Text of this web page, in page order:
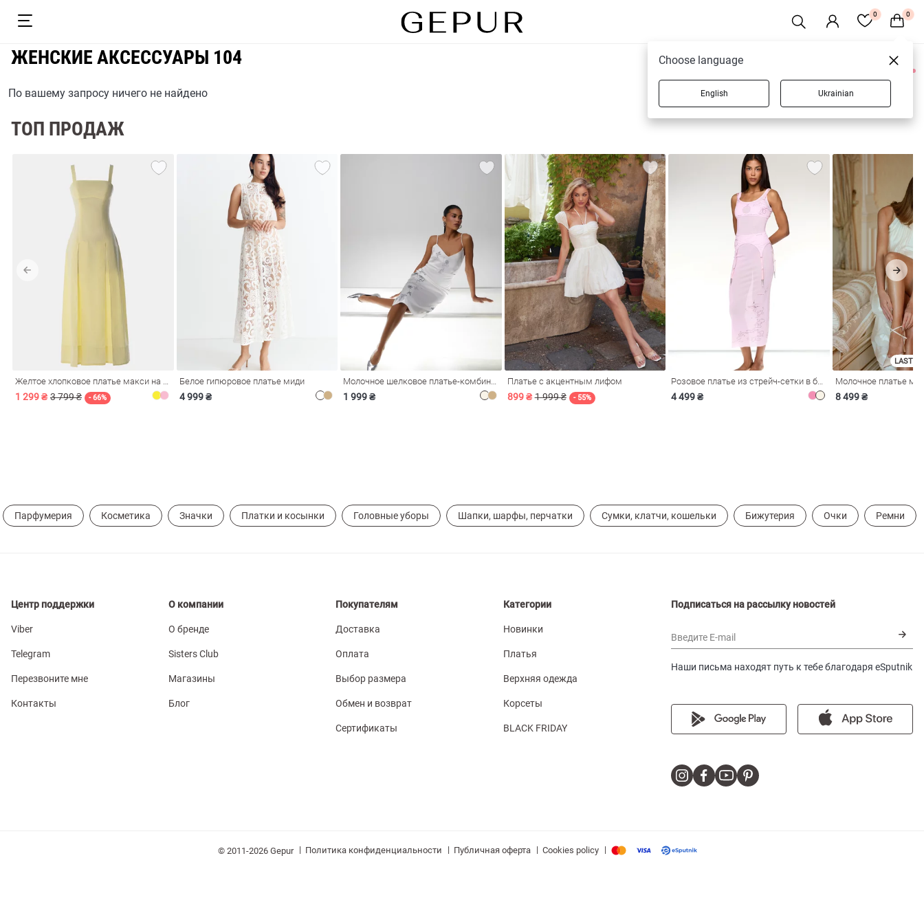
0 0
ЖЕНСКИЕ АКСЕССУАРЫ 104
0 товаров
По вашему запросу ничего не найдено
ТОП ПРОДАЖ
1 299 ₴ 3 799 ₴ - 66%
Белое гипюровое платье миди
4 999 ₴ 1 999 ₴
Платье с акцентным лифом
899 ₴ 1 999 ₴ - 55% 4 499 ₴
LAST
8 499 ₴
Парфумерия Косметика Значки Платки и косынки Головные уборы Шапки, шарфы, перчатки Сумки, клатчи, кошельки Бижутерия Очки Ремни
Центр поддержки
Viber
Telegram
Перезвоните мне
Контакты
О компании
О бренде
Sisters Club
Магазины
Блог
Покупателям
Доставка
Оплата
Выбор размера
Обмен и возврат
Сертификаты
Категории
Новинки
Платья
Верхняя одежда
Корсеты
BLACK FRIDAY
Подписаться на рассылку новостей
Введите E-mail
Наши письма находят путь к тебе благодаря eSputnik
© 2011-2026 Gepur | Политика конфиденциальности | Публичная оферта | Cookies policy |
Choose language
English Ukrainian